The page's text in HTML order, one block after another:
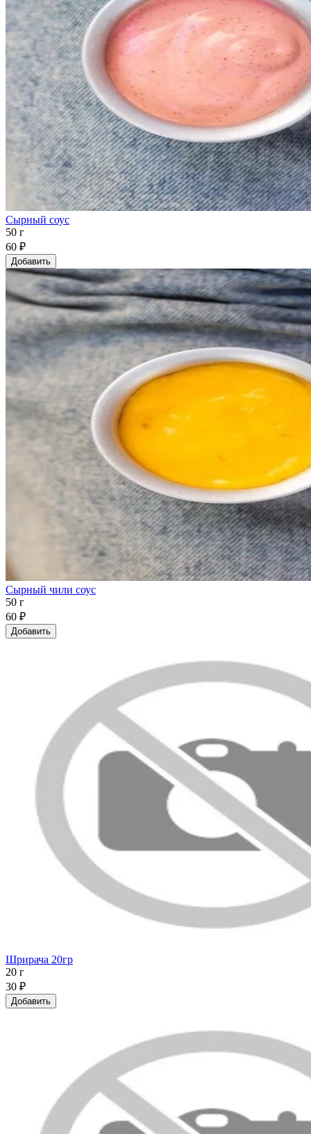
Сырный соус
50 г
60 ₽
Добавить
Сырный чили соус
50 г
60 ₽
Добавить
Шрирача 20гр
20 г
30 ₽
Добавить